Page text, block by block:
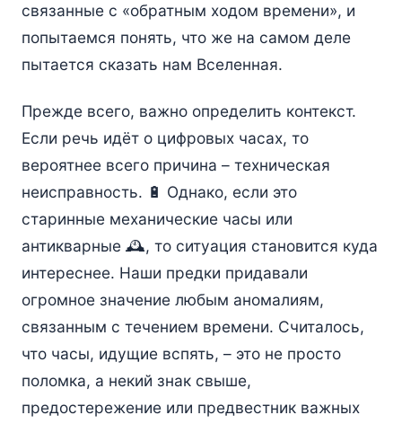
связанные с «обратным ходом времени», и
попытаемся понять, что же на самом деле
пытается сказать нам Вселенная.
Прежде всего, важно определить контекст.
Если речь идёт о цифровых часах, то
вероятнее всего причина – техническая
неисправность. 🔋 Однако, если это
старинные механические часы или
антикварные 🕰️, то ситуация становится куда
интереснее. Наши предки придавали
огромное значение любым аномалиям,
связанным с течением времени. Считалось,
что часы, идущие вспять, – это не просто
поломка, а некий знак свыше,
предостережение или предвестник важных